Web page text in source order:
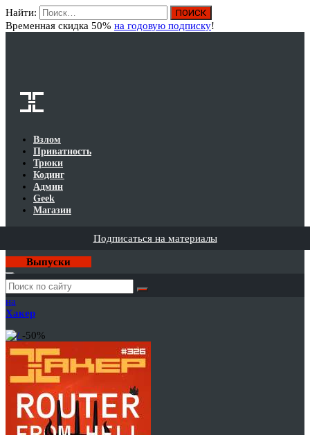
Найти:
Временная скидка 50% на годовую подписку!
Взлом
Приватность
Трюки
Кодинг
Админ
Geek
Магазин
Подписаться на материалы
Выпуски
Годовая
подписка
на
Хакер
-50%